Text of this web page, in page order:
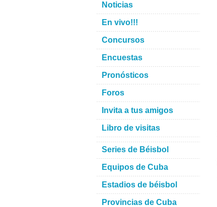
Noticias
En vivo!!!
Concursos
Encuestas
Pronósticos
Foros
Invita a tus amigos
Libro de visitas
Series de Béisbol
Equipos de Cuba
Estadios de béisbol
Provincias de Cuba